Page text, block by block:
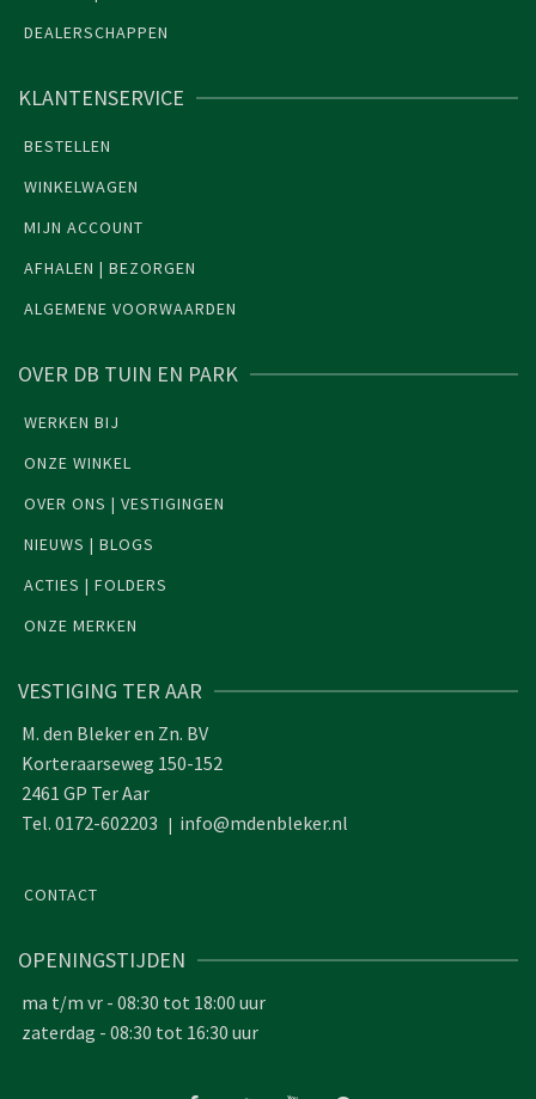
DEALERSCHAPPEN
KLANTENSERVICE
BESTELLEN
WINKELWAGEN
MIJN ACCOUNT
AFHALEN | BEZORGEN
ALGEMENE VOORWAARDEN
OVER DB TUIN EN PARK
WERKEN BIJ
ONZE WINKEL
OVER ONS | VESTIGINGEN
NIEUWS | BLOGS
ACTIES | FOLDERS
ONZE MERKEN
VESTIGING TER AAR
M. den Bleker en Zn. BV
Korteraarseweg 150-152
2461 GP Ter Aar
Tel. 0172-602203 | info@mdenbleker.nl
CONTACT
OPENINGSTIJDEN
ma t/m vr - 08:30 tot 18:00 uur
zaterdag - 08:30 tot 16:30 uur